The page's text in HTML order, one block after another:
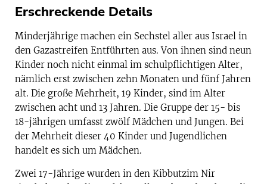
Erschreckende Details
Minderjährige machen ein Sechstel aller aus Israel in
den Gazastreifen Entführten aus. Von ihnen sind neun
Kinder noch nicht einmal im schulpflichtigen Alter,
nämlich erst zwischen zehn Monaten und fünf Jahren
alt. Die große Mehrheit, 19 Kinder, sind im Alter
zwischen acht und 13 Jahren. Die Gruppe der 15- bis
18-jährigen umfasst zwölf Mädchen und Jungen. Bei
der Mehrheit dieser 40 Kinder und Jugendlichen
handelt es sich um Mädchen.
Zwei 17-Jährige wurden in den Kibbutzim Nir